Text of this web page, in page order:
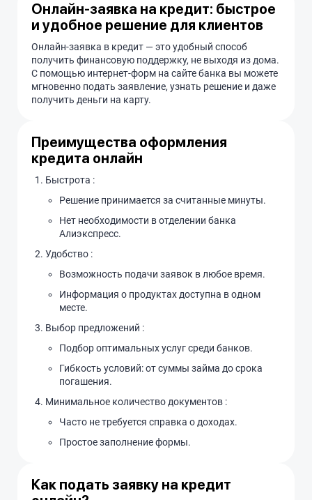
Онлайн-заявка на кредит: быстрое
и удобное решение для клиентов
Онлайн-заявка в кредит — это удобный способ
получить финансовую поддержку, не выходя из дома.
С помощью интернет-форм на сайте банка вы можете
мгновенно подать заявление, узнать решение и даже
получить деньги на карту.
Преимущества оформления
кредита онлайн
Быстрота :
Решение принимается за считанные минуты.
Нет необходимости в отделении банка
Алиэкспресс.
Удобство :
Возможность подачи заявок в любое время.
Информация о продуктах доступна в одном
месте.
Выбор предложений :
Подбор оптимальных услуг среди банков.
Гибкость условий: от суммы займа до срока
погашения.
Минимальное количество документов :
Часто не требуется справка о доходах.
Простое заполнение формы.
Как подать заявку на кредит